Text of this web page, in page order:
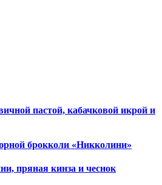
пастой, кабачковой икрой и
брокколи «Никколини»
пряная кинза и чеснок